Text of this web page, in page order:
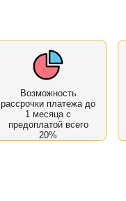
Возможность
рассрочки платежа до
1 месяца с
предоплатой всего
20%